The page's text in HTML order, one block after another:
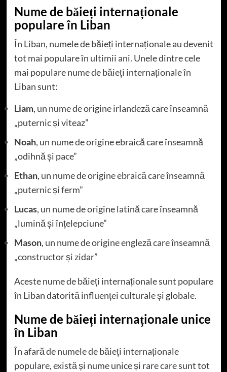
Nume de băieți internaționale
populare în Liban
În Liban, numele de băieți internaționale au devenit
tot mai populare în ultimii ani. Unele dintre cele
mai populare nume de băieți internaționale în
Liban sunt:
Liam, un nume de origine irlandeză care înseamnă
„puternic și viteaz”
Noah, un nume de origine ebraică care înseamnă
„odihnă și pace”
Ethan, un nume de origine ebraică care înseamnă
„puternic și ferm”
Lucas, un nume de origine latină care înseamnă
„lumină și înțelepciune”
Mason, un nume de origine engleză care înseamnă
„constructor și zidar”
Aceste nume de băieți internaționale sunt populare
în Liban datorită influenței culturale și globale.
Nume de băieți internaționale unice
în Liban
În afară de numele de băieți internaționale
populare, există și nume unice și rare care sunt tot